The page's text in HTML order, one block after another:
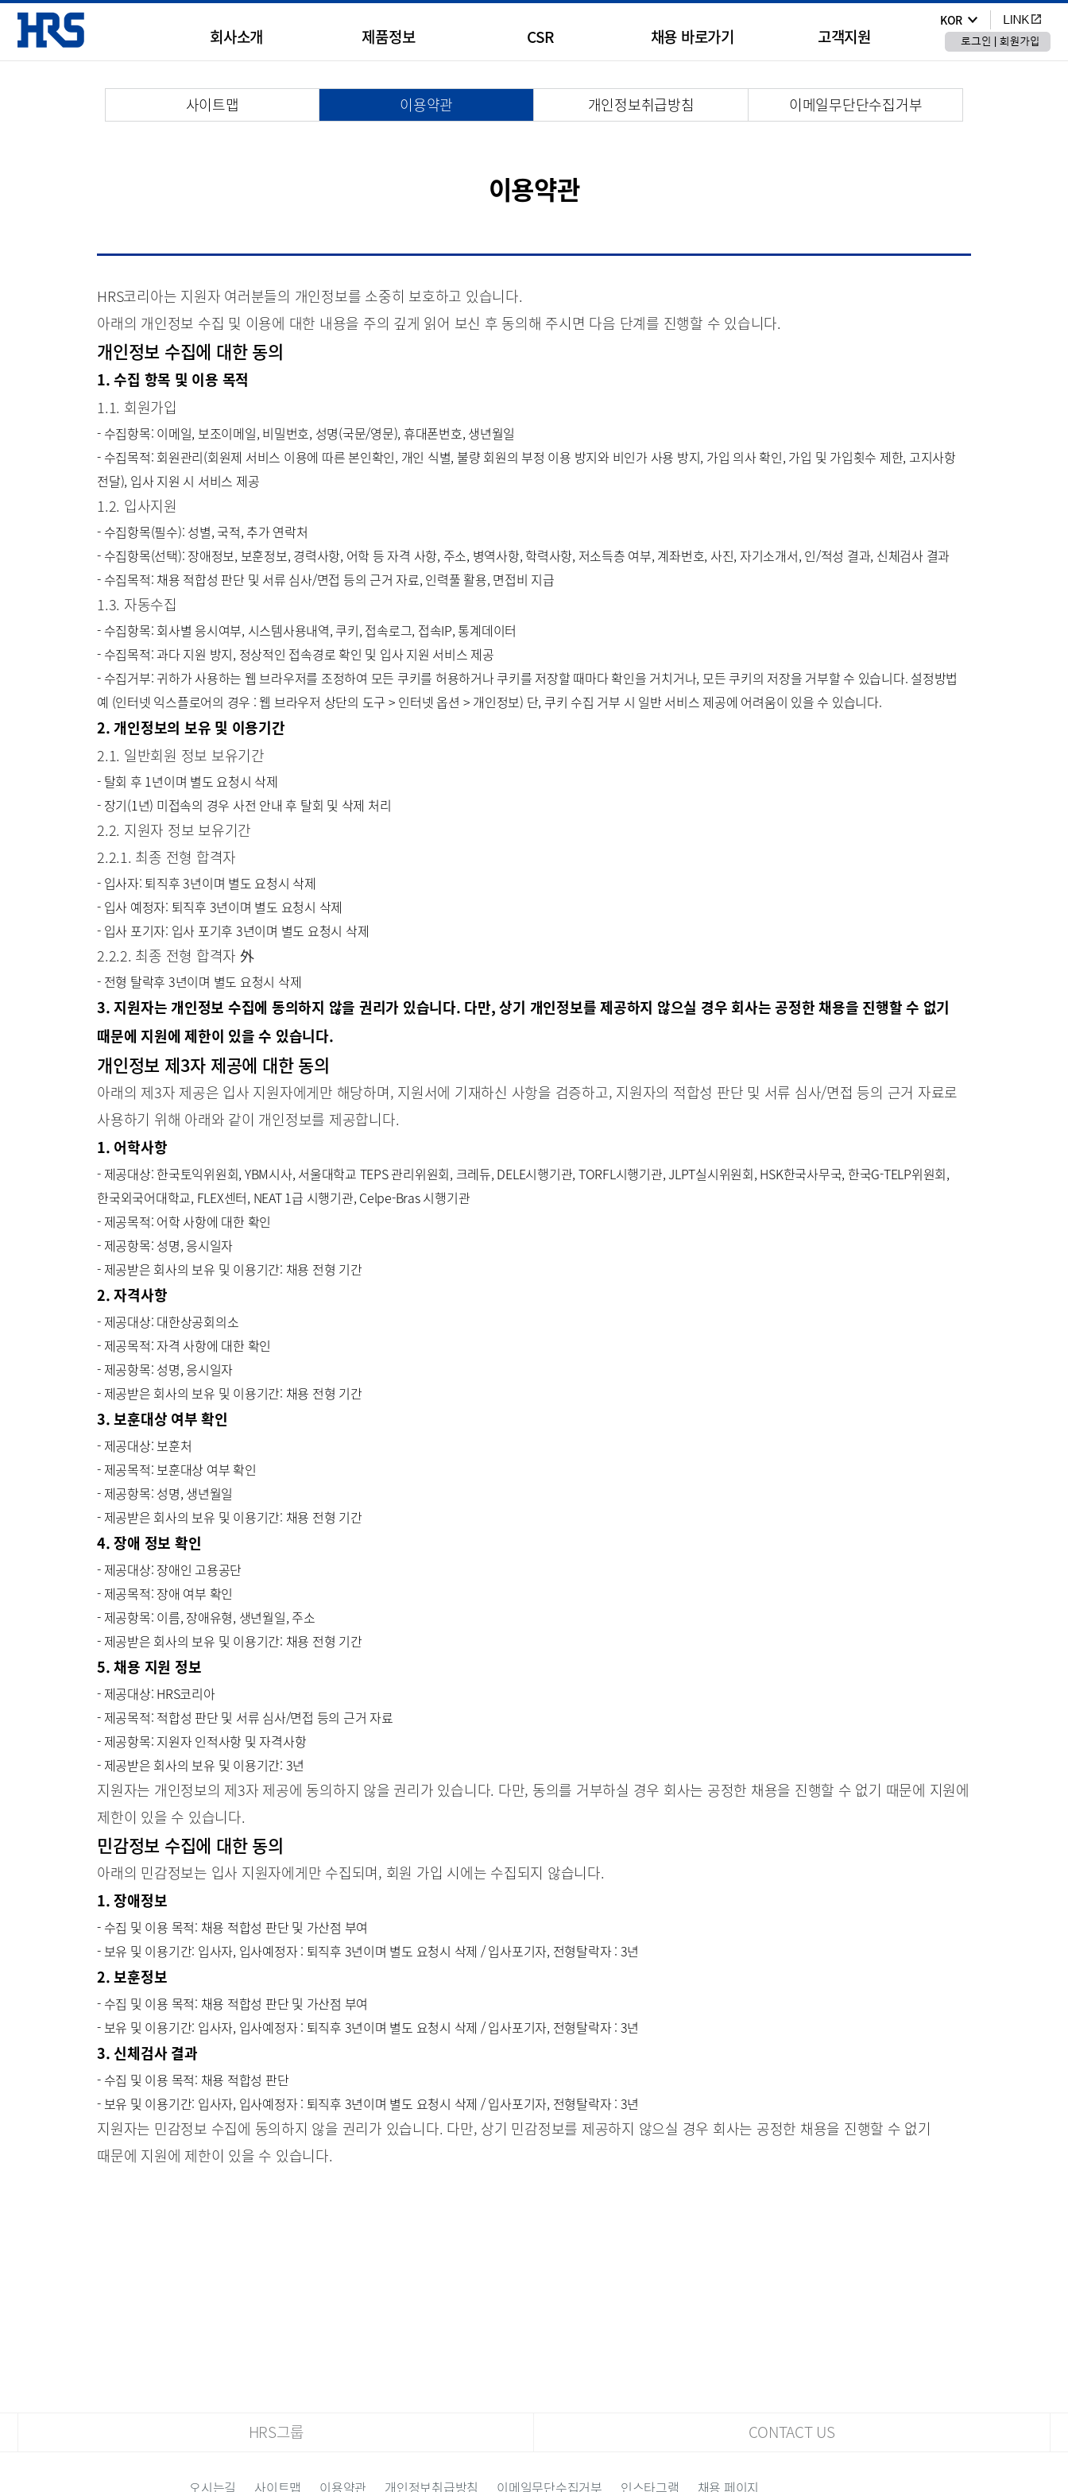
회사소개 제품정보 CSR 채용 바로가기 고객지원
KOR
사이트맵 이용약관 개인정보취급방침 이메일무단단수집거부
이용약관
HRS코리아는 지원자 여러분들의 개인정보를 소중히 보호하고 있습니다.
아래의 개인정보 수집 및 이용에 대한 내용을 주의 깊게 읽어 보신 후 동의해 주시면 다음 단계를 진행할 수 있습니다.
개인정보 수집에 대한 동의
1. 수집 항목 및 이용 목적
1.1. 회원가입
- 수집항목: 이메일, 보조이메일, 비밀번호, 성명(국문/영문), 휴대폰번호, 생년월일
- 수집목적: 회원관리(회원제 서비스 이용에 따른 본인확인, 개인 식별, 불량 회원의 부정 이용 방지와 비인가 사용 방지, 가입 의사 확인, 가입 및 가입횟수 제한, 고지사항
전달), 입사 지원 시 서비스 제공
1.2. 입사지원
- 수집항목(필수): 성별, 국적, 추가 연락처
- 수집항목(선택): 장애정보, 보훈정보, 경력사항, 어학 등 자격 사항, 주소, 병역사항, 학력사항, 저소득층 여부, 계좌번호, 사진, 자기소개서, 인/적성 결과, 신체검사 결과
- 수집목적: 채용 적합성 판단 및 서류 심사/면접 등의 근거 자료, 인력풀 활용, 면접비 지급
1.3. 자동수집
- 수집항목: 회사별 응시여부, 시스템사용내역, 쿠키, 접속로그, 접속IP, 통계데이터
- 수집목적: 과다 지원 방지, 정상적인 접속경로 확인 및 입사 지원 서비스 제공
- 수집거부: 귀하가 사용하는 웹 브라우저를 조정하여 모든 쿠키를 허용하거나 쿠키를 저장할 때마다 확인을 거치거나, 모든 쿠키의 저장을 거부할 수 있습니다. 설정방법
예 (인터넷 익스플로어의 경우 : 웹 브라우저 상단의 도구 > 인터넷 옵션 > 개인정보) 단, 쿠키 수집 거부 시 일반 서비스 제공에 어려움이 있을 수 있습니다.
2. 개인정보의 보유 및 이용기간
2.1. 일반회원 정보 보유기간
- 탈회 후 1년이며 별도 요청시 삭제
- 장기(1년) 미접속의 경우 사전 안내 후 탈회 및 삭제 처리
2.2. 지원자 정보 보유기간
2.2.1. 최종 전형 합격자
- 입사자: 퇴직후 3년이며 별도 요청시 삭제
- 입사 예정자: 퇴직후 3년이며 별도 요청시 삭제
- 입사 포기자: 입사 포기후 3년이며 별도 요청시 삭제
2.2.2. 최종 전형 합격자 外
- 전형 탈락후 3년이며 별도 요청시 삭제
3. 지원자는 개인정보 수집에 동의하지 않을 권리가 있습니다. 다만, 상기 개인정보를 제공하지 않으실 경우 회사는 공정한 채용을 진행할 수 없기
때문에 지원에 제한이 있을 수 있습니다.
개인정보 제3자 제공에 대한 동의
아래의 제3자 제공은 입사 지원자에게만 해당하며, 지원서에 기재하신 사항을 검증하고, 지원자의 적합성 판단 및 서류 심사/면접 등의 근거 자료로
사용하기 위해 아래와 같이 개인정보를 제공합니다.
1. 어학사항
- 제공대상: 한국토익위원회, YBM시사, 서울대학교 TEPS 관리위원회, 크레듀, DELE시행기관, TORFL시행기관, JLPT실시위원회, HSK한국사무국, 한국G-TELP위원회,
한국외국어대학교, FLEX센터, NEAT 1급 시행기관, Celpe-Bras 시행기관
- 제공목적: 어학 사항에 대한 확인
- 제공항목: 성명, 응시일자
- 제공받은 회사의 보유 및 이용기간: 채용 전형 기간
2. 자격사항
- 제공대상: 대한상공회의소
- 제공목적: 자격 사항에 대한 확인
- 제공항목: 성명, 응시일자
- 제공받은 회사의 보유 및 이용기간: 채용 전형 기간
3. 보훈대상 여부 확인
- 제공대상: 보훈처
- 제공목적: 보훈대상 여부 확인
- 제공항목: 성명, 생년월일
- 제공받은 회사의 보유 및 이용기간: 채용 전형 기간
4. 장애 정보 확인
- 제공대상: 장애인 고용공단
- 제공목적: 장애 여부 확인
- 제공항목: 이름, 장애유형, 생년월일, 주소
- 제공받은 회사의 보유 및 이용기간: 채용 전형 기간
5. 채용 지원 정보
- 제공대상: HRS코리아
- 제공목적: 적합성 판단 및 서류 심사/면접 등의 근거 자료
- 제공항목: 지원자 인적사항 및 자격사항
- 제공받은 회사의 보유 및 이용기간: 3년
지원자는 개인정보의 제3자 제공에 동의하지 않을 권리가 있습니다. 다만, 동의를 거부하실 경우 회사는 공정한 채용을 진행할 수 없기 때문에 지원에
제한이 있을 수 있습니다.
민감정보 수집에 대한 동의
아래의 민감정보는 입사 지원자에게만 수집되며, 회원 가입 시에는 수집되지 않습니다.
1. 장애정보
- 수집 및 이용 목적: 채용 적합성 판단 및 가산점 부여
- 보유 및 이용기간: 입사자, 입사예정자 : 퇴직후 3년이며 별도 요청시 삭제 / 입사포기자, 전형탈락자 : 3년
2. 보훈정보
- 수집 및 이용 목적: 채용 적합성 판단 및 가산점 부여
- 보유 및 이용기간: 입사자, 입사예정자 : 퇴직후 3년이며 별도 요청시 삭제 / 입사포기자, 전형탈락자 : 3년
3. 신체검사 결과
- 수집 및 이용 목적: 채용 적합성 판단
- 보유 및 이용기간: 입사자, 입사예정자 : 퇴직후 3년이며 별도 요청시 삭제 / 입사포기자, 전형탈락자 : 3년
지원자는 민감정보 수집에 동의하지 않을 권리가 있습니다. 다만, 상기 민감정보를 제공하지 않으실 경우 회사는 공정한 채용을 진행할 수 없기
때문에 지원에 제한이 있을 수 있습니다.
HRS그룹 CONTACT US
오시는길 사이트맵 이용약관 개인정보취급방침 이메일무단수집거부 인스타그램 채용 페이지